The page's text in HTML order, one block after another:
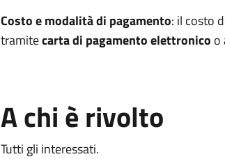
Costo e modalità di pagamento: il costo
tramitecarta di pagamento elettronico o
A chi è rivolto
Tutti gli interessati.